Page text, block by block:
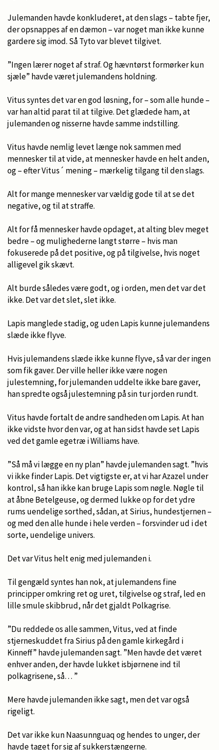
Julemanden havde konkluderet, at den slags – tabte fjer,
der opsnappes af en dæmon – var noget man ikke kunne
gardere sig imod. Så Tyto var blevet tilgivet.
”Ingen lærer noget af straf. Og hævntørst formørker kun
sjæle” havde været julemandens holdning.
Vitus syntes det var en god løsning, for – som alle hunde –
var han altid parat til at tilgive. Det glædede ham, at
julemanden og nisserne havde samme indstilling.
Vitus havde nemlig levet længe nok sammen med
mennesker til at vide, at mennesker havde en helt anden,
og – efter Vitus´ mening – mærkelig tilgang til den slags.
Alt for mange mennesker var vældig gode til at se det
negative, og til at straffe.
Alt for få mennesker havde opdaget, at alting blev meget
bedre – og mulighederne langt større – hvis man
fokuserede på det positive, og på tilgivelse, hvis noget
alligevel gik skævt.
Alt burde således være godt, og i orden, men det var det
ikke. Det var det slet, slet ikke.
Lapis manglede stadig, og uden Lapis kunne julemandens
slæde ikke flyve.
Hvis julemandens slæde ikke kunne flyve, så var der ingen
som fik gaver. Der ville heller ikke være nogen
julestemning, for julemanden uddelte ikke bare gaver,
han spredte også julestemning på sin tur jorden rundt.
Vitus havde fortalt de andre sandheden om Lapis. At han
ikke vidste hvor den var, og at han sidst havde set Lapis
ved det gamle egetræ i Williams have.
”Så må vi lægge en ny plan” havde julemanden sagt. ”hvis
vi ikke finder Lapis. Det vigtigste er, at vi har Azazel under
kontrol, så han ikke kan bruge Lapis som nøgle. Nøgle til
at åbne Betelgeuse, og dermed lukke op for det ydre
rums uendelige sorthed, sådan, at Sirius, hundestjernen –
og med den alle hunde i hele verden – forsvinder ud i det
sorte, uendelige univers.
Det var Vitus helt enig med julemanden i.
Til gengæld syntes han nok, at julemandens fine
principper omkring ret og uret, tilgivelse og straf, led en
lille smule skibbrud, når det gjaldt Polkagrise.
”Du reddede os alle sammen, Vitus, ved at finde
stjerneskuddet fra Sirius på den gamle kirkegård i
Kinneff” havde julemanden sagt. ”Men havde det været
enhver anden, der havde lukket isbjørnene ind til
polkagrisene, så… ”
Mere havde julemanden ikke sagt, men det var også
rigeligt.
Det var ikke kun Naasunnguaq og hendes to unger, der
havde taget for sig af sukkerstængerne.